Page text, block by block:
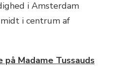
i Amsterdam
i centrum af
Madame Tussauds